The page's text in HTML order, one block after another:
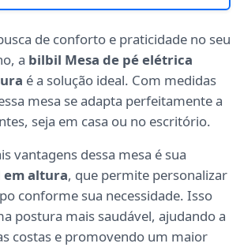
de conforto e praticidade no seu
a bilbil Mesa de pé elétrica
é a solução ideal. Com medidas
mesa se adapta perfeitamente a
seja em casa ou no escritório.
vantagens dessa mesa é sua
altura, que permite personalizar
conforme sua necessidade. Isso
postura mais saudável, ajudando a
costas e promovendo um maior